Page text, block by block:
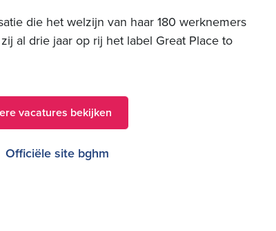
die het welzijn van haar 180 werknemers
al drie jaar op rij het label Great Place to
vacatures bekijken
Officiële site bghm